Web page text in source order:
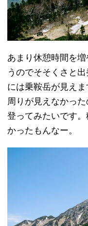
あまり休憩時間を
うのでそそくさと
には乗鞍岳が見え
周りが見えなかっ
登ってみたいです
かったもんなー。